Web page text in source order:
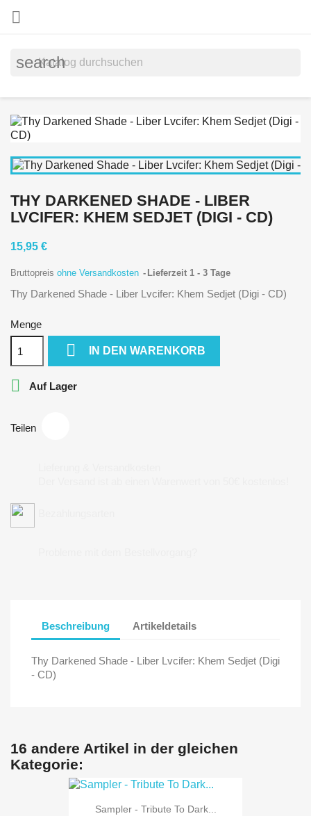

search
THY DARKENED SHADE - LIBER
LVCIFER: KHEM SEDJET (DIGI - CD)
15,95 €
Bruttopreis ohne Versandkosten Lieferzeit 1 - 3 Tage
Thy Darkened Shade - Liber Lvcifer: Khem Sedjet (Digi - CD)
Menge
 IN DEN WARENKORB
 Auf Lager
Teilen
Beschreibung Artikeldetails
Thy Darkened Shade - Liber Lvcifer: Khem Sedjet (Digi
- CD)
16 andere Artikel in der gleichen
Kategorie:
Sampler - Tribute To Dark...